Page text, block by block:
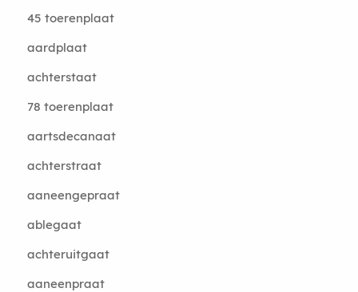
45 toerenplaat
aardplaat
achterstaat
78 toerenplaat
aartsdecanaat
achterstraat
aaneengepraat
ablegaat
achteruitgaat
aaneenpraat